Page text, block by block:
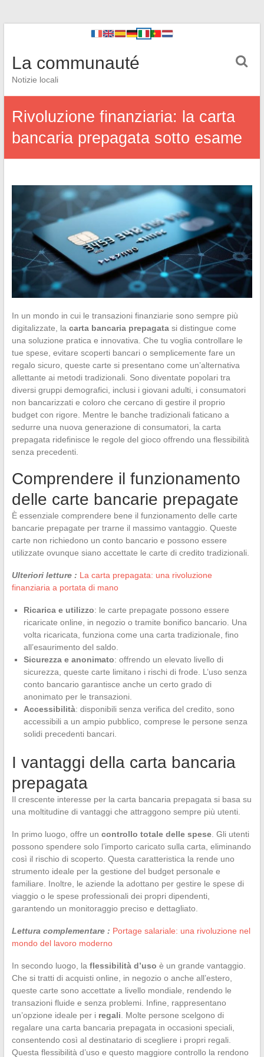
La communauté
Notizie locali
Rivoluzione finanziaria: la carta
bancaria prepagata sotto esame
In un mondo in cui le transazioni finanziarie sono sempre più
digitalizzate, la carta bancaria prepagatasi distingue come
una soluzione pratica e innovativa. Che tu voglia controllare le
tue spese, evitare scoperti bancari o semplicemente fare un
regalo sicuro, queste carte si presentano come un’alternativa
allettante ai metodi tradizionali. Sono diventate popolari tra
diversi gruppi demografici, inclusi i giovani adulti, i consumatori
non bancarizzati e coloro che cercano di gestire il proprio
budget con rigore. Mentre le banche tradizionali faticano a
sedurre una nuova generazione di consumatori, la carta
prepagata ridefinisce le regole del gioco offrendo una flessibilità
senza precedenti.
Comprendere il funzionamento
delle carte bancarie prepagate
È essenziale comprendere bene il funzionamento delle carte
bancarie prepagate per trarne il massimo vantaggio. Queste
carte non richiedono un conto bancario e possono essere
utilizzate ovunque siano accettate le carte di credito tradizionali.
Ulteriori letture : La carta prepagata: una rivoluzione
finanziaria a portata di mano
Ricarica e utilizzo: le carte prepagate possono essere
ricaricate online, in negozio o tramite bonifico bancario. Una
volta ricaricata, funziona come una carta tradizionale, fino
all’esaurimento del saldo.
Sicurezza e anonimato: offrendo un elevato livello di
sicurezza, queste carte limitano i rischi di frode. L’uso senza
conto bancario garantisce anche un certo grado di
anonimato per le transazioni.
Accessibilità: disponibili senza verifica del credito, sono
accessibili a un ampio pubblico, comprese le persone senza
solidi precedenti bancari.
I vantaggi della carta bancaria
prepagata
Il crescente interesse per la carta bancaria prepagata si basa su
una moltitudine di vantaggi che attraggono sempre più utenti.
In primo luogo, offre un controllo totale delle spese. Gli utenti
possono spendere solo l’importo caricato sulla carta, eliminando
così il rischio di scoperto. Questa caratteristica la rende uno
strumento ideale per la gestione del budget personale e
familiare. Inoltre, le aziende la adottano per gestire le spese di
viaggio o le spese professionali dei propri dipendenti,
garantendo un monitoraggio preciso e dettagliato.
Lettura complementare : Portage salariale: una rivoluzione nel
mondo del lavoro moderno
In secondo luogo, la flessibilità d’uso è un grande vantaggio.
Che si tratti di acquisti online, in negozio o anche all’estero,
queste carte sono accettate a livello mondiale, rendendo le
transazioni fluide e senza problemi. Infine, rappresentano
un’opzione ideale per i regali . Molte persone scelgono di
regalare una carta bancaria prepagata in occasioni speciali,
consentendo così al destinatario di scegliere i propri regali.
Questa flessibilità d’uso e questo maggiore controllo la rendono